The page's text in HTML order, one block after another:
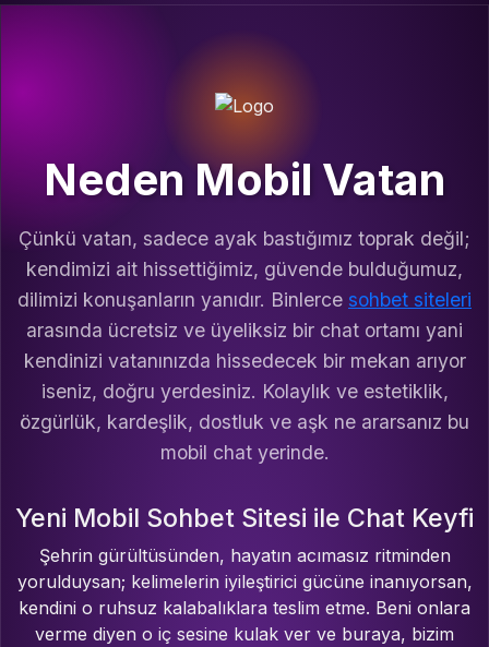
Neden Mobil Vatan
Çünkü vatan, sadece ayak bastığımız toprak değil;
kendimizi ait hissettiğimiz, güvende bulduğumuz,
dilimizi konuşanların yanıdır. Binlerce sohbet siteleri
arasında ücretsiz ve üyeliksiz bir chat ortamı yani
kendinizi vatanınızda hissedecek bir mekan arıyor
iseniz, doğru yerdesiniz. Kolaylık ve estetiklik,
özgürlük, kardeşlik, dostluk ve aşk ne ararsanız bu
mobil chat yerinde.
Yeni Mobil Sohbet Sitesi ile Chat Keyfi
Şehrin gürültüsünden, hayatın acımasız ritminden
yorulduysan; kelimelerin iyileştirici gücüne inanıyorsan,
kendini o ruhsuz kalabalıklara teslim etme. Beni onlara
verme diyen o iç sesine kulak ver ve buraya, bizim